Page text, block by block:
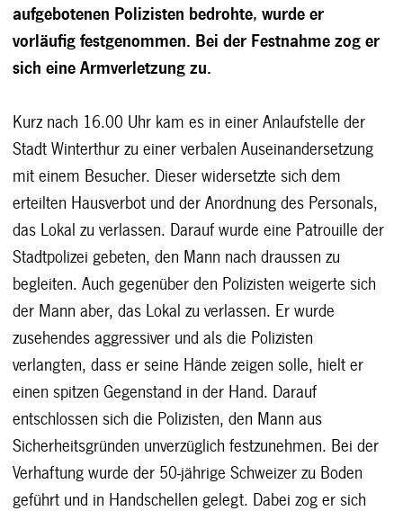
aufgebotenen Polizisten bedrohte, wurde er
vorläufig festgenommen. Bei der Festnahme zog er
sich eine Armverletzung zu.
Kurz nach 16.00 Uhr kam es in einer Anlaufstelle der
Stadt Winterthur zu einer verbalen Auseinandersetzung
mit einem Besucher. Dieser widersetzte sich dem
erteilten Hausverbot und der Anordnung des Personals,
das Lokal zu verlassen. Darauf wurde eine Patrouille der
Stadtpolizei gebeten, den Mann nach draussen zu
begleiten. Auch gegenüber den Polizisten weigerte sich
der Mann aber, das Lokal zu verlassen. Er wurde
zusehendes aggressiver und als die Polizisten
verlangten, dass er seine Hände zeigen solle, hielt er
einen spitzen Gegenstand in der Hand. Darauf
entschlossen sich die Polizisten, den Mann aus
Sicherheitsgründen unverzüglich festzunehmen. Bei der
Verhaftung wurde der 50-jährige Schweizer zu Boden
geführt und in Handschellen gelegt. Dabei zog er sich